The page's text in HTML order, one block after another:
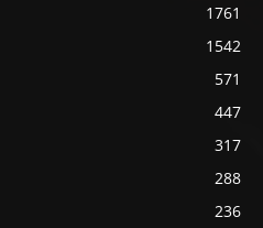
1761
1542
571
447
317
288
236